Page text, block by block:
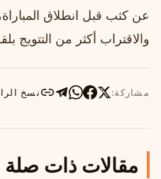
عن كثب قبل انطلاق
والاقتراب أكثر من التتويج
مشاركة: نسخ
مقالات ذات صلة